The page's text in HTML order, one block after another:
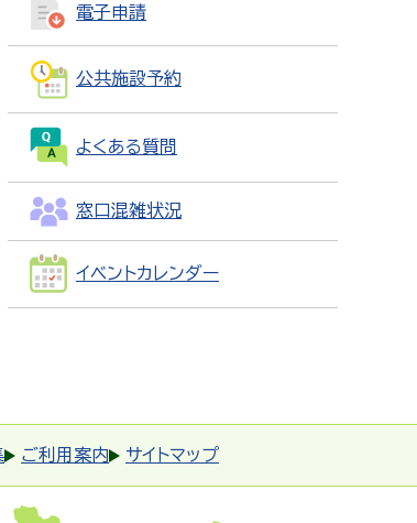
電子申請
公共施設予約
よくある質問
窓口混雑状況
イベントカレンダー
ご利用案内 サイトマップ